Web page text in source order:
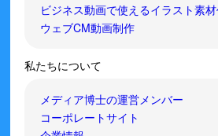
ビジネス動画で使えるイラスト素
ウェブCM動画制作
私たちについて
メディア博士の運営メンバー
コーポレートサイト